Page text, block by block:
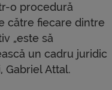
o procedură
către fiecare dintre
„este să
un cadru juridic
Gabriel Attal.